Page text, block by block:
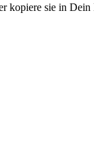
kopiere sie in